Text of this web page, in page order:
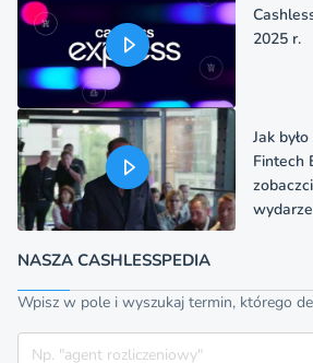
2025 r.
Jak
Fintech
NASZA CASHLESSPEDIA
Wpisz w pole i wyszukaj termin, którego
Szukaj